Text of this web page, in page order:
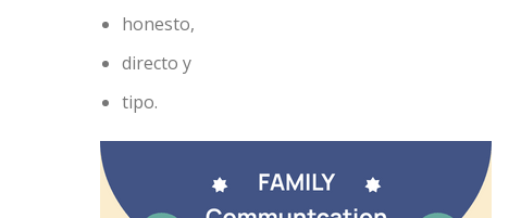
honesto,
directo y
tipo.